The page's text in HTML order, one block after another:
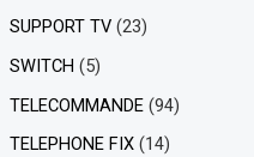
SUPPORT TV (23)
SWITCH (5)
TELECOMMANDE (94)
TELEPHONE FIX (14)